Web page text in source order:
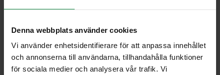
Denna webbplats använder cookies
Vi använder enhetsidentifierare för att anpassa innehållet
och annonserna till användarna, tillhandahålla funktioner
för sociala medier och analysera vår trafik. Vi